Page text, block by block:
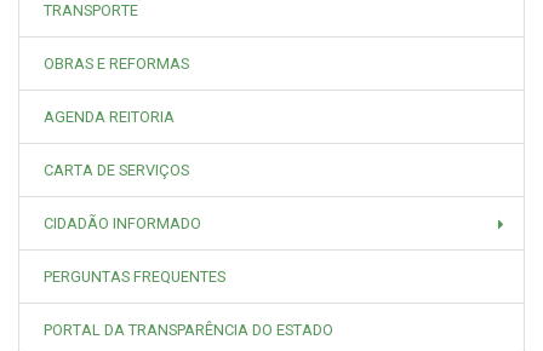
TRANSPORTE
OBRAS E REFORMAS
AGENDA REITORIA
CARTA DE SERVIÇOS
CIDADÃO INFORMADO
PERGUNTAS FREQUENTES
PORTAL DA TRANSPARÊNCIA DO ESTADO